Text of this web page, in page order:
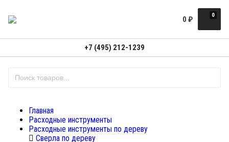
0
0 ₽
+7 (495) 212-1239
Главная
Расходные инструменты
Расходные инструменты по дереву
Сверла по дереву